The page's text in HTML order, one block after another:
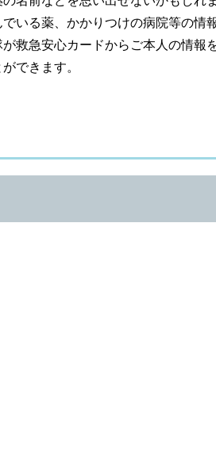
いる薬、かかりつけの病院等の情
救急安心カードからご本人の情報
できます。